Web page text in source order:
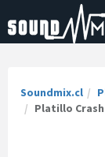
Soundmix.cl
Platillo